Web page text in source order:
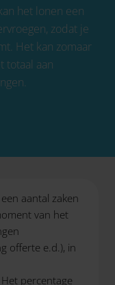
het lonen een
zodat je
Het kan zomaar
totaal aan
aantal zaken
van het
offerte e.d.), in
percentage